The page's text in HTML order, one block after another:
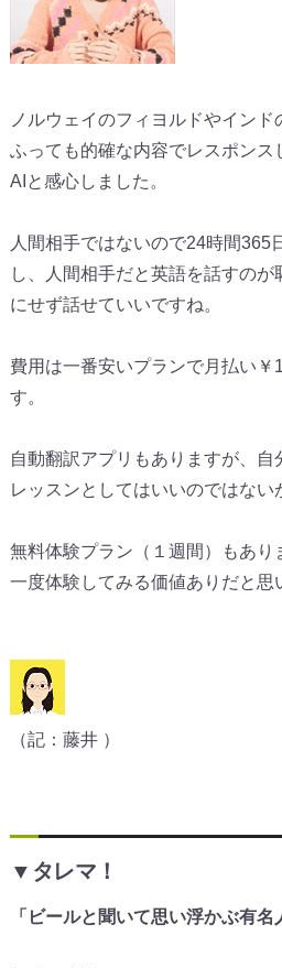
ノルウェイのフィヨルドやイン
ふっても的確な内容でレスポンス
AIと感心しました。
人間相手ではないので24時間365
し、人間相手だと英語を話すの
にせず話せていいですね。
費用は一番安いプランで月払い
す。
自動翻訳アプリもありますが、
レッスンとしてはいいのではない
無料体験プラン（１週間）もあり
一度体験してみる価値ありだと思
（記：藤井 ）
▼タレマ！
「ビールと聞いて思い浮かぶ有名